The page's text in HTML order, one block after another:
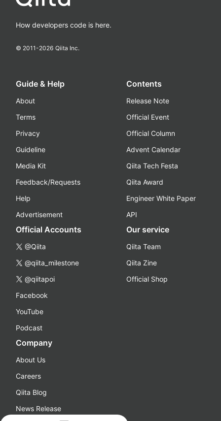
How developers code is here.
© 2011-2026 Qiita Inc.
Guide & Help
About
Terms
Privacy
Guideline
Media Kit
Feedback/Requests
Help
Advertisement
Contents
Release Note
Official Event
Official Column
Advent Calendar
Qiita Tech Festa
Qiita Award
Engineer White Paper
API
Official Accounts
@Qiita
@qiita_milestone
@qiitapoi
Facebook
YouTube
Podcast
Our service
Qiita Team
Qiita Zine
Official Shop
Company
About Us
Careers
Qiita Blog
News Release